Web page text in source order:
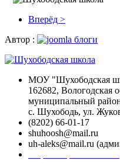
Вперёд >
Автор :
МОУ "Шухободская
162682, Вологодская
муниципальный
с. Шухободь, ул.
(8202) 66-01-17
shuhoosh@mail.ru
uh-aleks@mail.ru